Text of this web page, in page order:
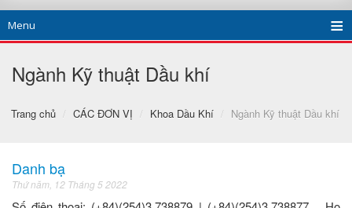
Menu
Ngành Kỹ thuật Dầu khí
Trang chủ / CÁC ĐƠN VỊ / Khoa Dầu Khí / Ngành Kỹ thuật Dầu khí
Danh bạ
Thứ năm, 12 Tháng 5 2022